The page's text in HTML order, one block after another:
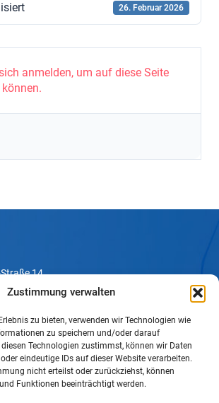
Zustimmung verwalten
zu bieten, verwenden wir Technologien wie
zu speichern und/oder darauf
Technologien zustimmst, können wir Daten
eindeutige IDs auf dieser Website verarbeiten.
nicht erteilst oder zurückziehst, können
Funktionen beeinträchtigt werden.
26. Februar 2026
anmelden, um auf diese Seite
14
10
60
do.de